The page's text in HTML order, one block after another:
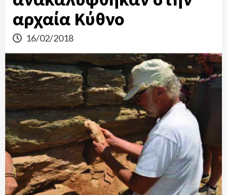
αρχαία Κύθνο
16/02/2018